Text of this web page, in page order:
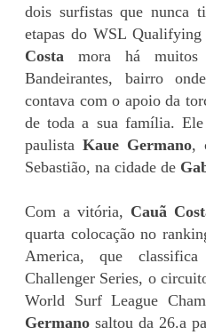
dois surfistas que nunca
etapas do WSL Qualifying
Costa mora há muitos
Bandeirantes, bairro
contava com o apoio da
de toda a sua família.
paulista Kaue Germano,
Sebastião, na cidade de
Com a vitória, Cauã
quarta colocação no
America, que
Challenger Series, o
World Surf League
Germano saltou da 26.a